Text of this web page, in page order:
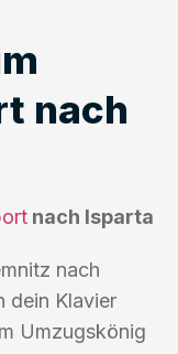
nach
nach Isparta
nach
dein Klavier
Umzugskönig